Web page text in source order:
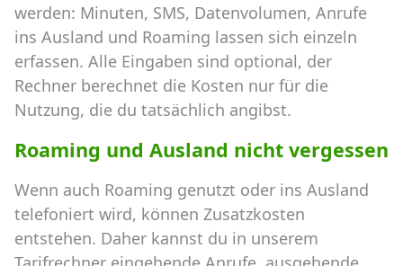
werden: Minuten, SMS, Datenvolumen, Anrufe
ins Ausland und Roaming lassen sich einzeln
erfassen. Alle Eingaben sind optional, der
Rechner berechnet die Kosten nur für die
Nutzung, die du tatsächlich angibst.
Roaming und Ausland nicht vergessen
Wenn auch Roaming genutzt oder ins Ausland
telefoniert wird, können Zusatzkosten
entstehen. Daher kannst du in unserem